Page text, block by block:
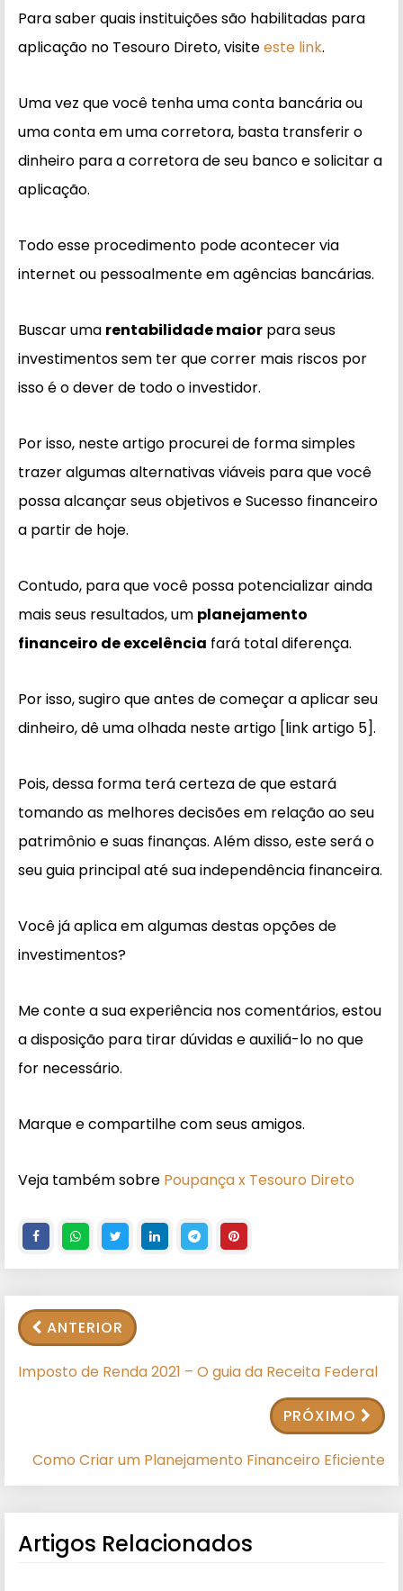
Para saber quais instituições são habilitadas para
aplicação no Tesouro Direto, visiteeste link.
Uma vez que você tenha uma conta bancária ou
uma conta em uma corretora, basta transferir o
dinheiro para a corretora de seu banco e solicitar a
aplicação.
Todo esse procedimento pode acontecer via
internet ou pessoalmente em agências bancárias.
Buscar uma rentabilidade maior para seus
investimentos sem ter que correr mais riscos por
isso é o dever de todo o investidor.
Por isso, neste artigo procurei de forma simples
trazer algumas alternativas viáveis para que você
possa alcançar seus objetivos e Sucesso financeiro
a partir de hoje.
Contudo, para que você possa potencializar ainda
mais seus resultados, um planejamento
financeiro de excelência fará total diferença.
Por isso, sugiro que antes de começar a aplicar seu
dinheiro, dê uma olhada neste artigo [link artigo 5].
Pois, dessa forma terá certeza de que estará
tomando as melhores decisões em relação ao seu
patrimônio e suas finanças. Além disso, este será o
seu guia principal até sua independência financeira.
Você já aplica em algumas destas opções de
investimentos?
Me conte a sua experiência nos comentários, estou
a disposição para tirar dúvidas e auxiliá-lo no que
for necessário.
Marque e compartilhe com seus amigos.
Veja também sobre Poupança x Tesouro Direto
ANTERIOR
Imposto de Renda 2021 – O guia da Receita Federal
PRÓXIMO
Como Criar um Planejamento Financeiro Eficiente
Artigos Relacionados